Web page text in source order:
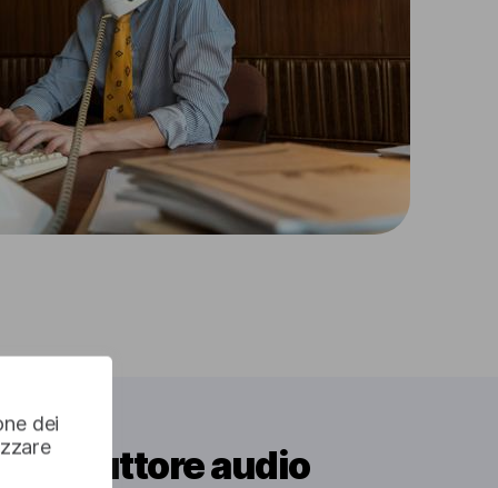
dei
traduttore audio